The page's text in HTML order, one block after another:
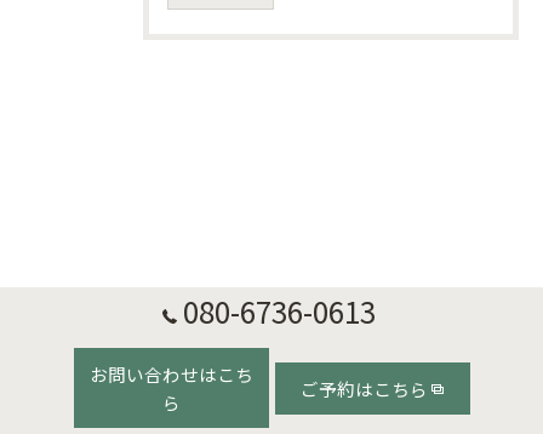
080-6736-0613
お問い合わせはこち
ら
ご予約はこちら